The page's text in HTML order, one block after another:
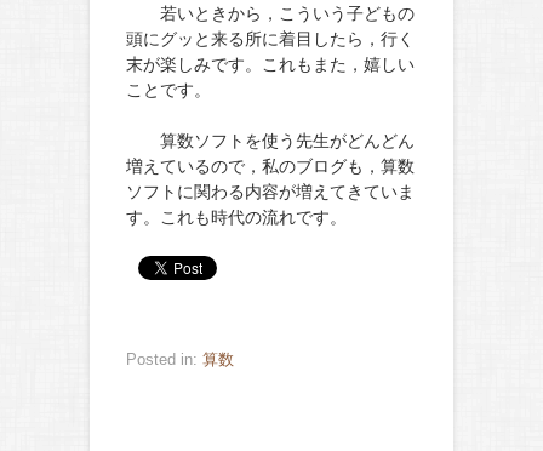
若いときから，こういう子どもの
頭にグッと来る所に着目したら，行く
末が楽しみです。これもまた，嬉しい
ことです。
算数ソフトを使う先生がどんどん
増えているので，私のブログも，算数
ソフトに関わる内容が増えてきていま
す。これも時代の流れです。
Posted in: 算数